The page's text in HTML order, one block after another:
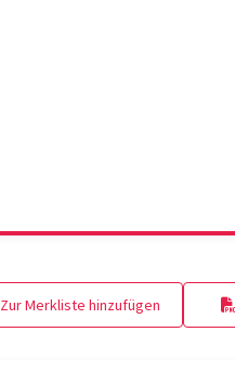
Zur Merkliste hinzufügen